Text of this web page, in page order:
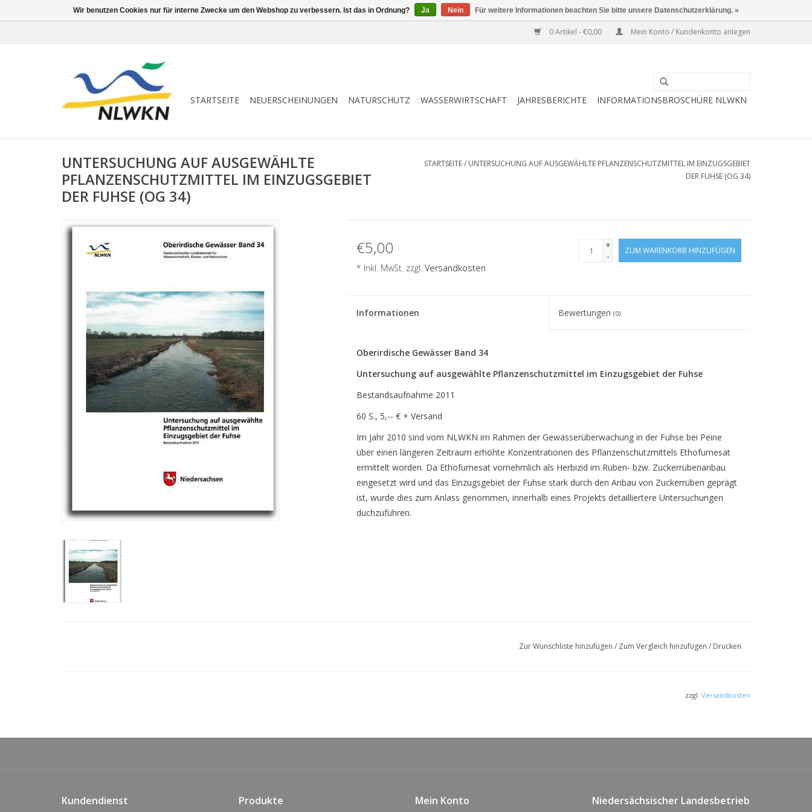
0 Artikel - €0,00 Mein Konto / Kundenkonto anlegen
STARTSEITE NEUERSCHEINUNGEN NATURSCHUTZ WASSERWIRTSCHAFT JAHRESBERICHTE INFORMATIONSBROSCHÜRE NLWKN
UNTERSUCHUNG AUF AUSGEWÄHLTE
PFLANZENSCHUTZMITTEL IM EINZUGSGEBIET
DER FUHSE (OG 34)
STARTSEITE/ UNTERSUCHUNG AUF AUSGEWÄHLTE PFLANZENSCHUTZMITTEL IM EINZUGSGEBIET
DER FUHSE (OG 34)
€5,00
* Inkl. MwSt. zzgl. Versandkosten
+
-
ZUM WARENKORB HINZUFÜGEN
Informationen Bewertungen(0)
Oberirdische Gewässer Band 34
Untersuchung auf ausgewählte Pflanzenschutzmittel im Einzugsgebiet der Fuhse
Bestandsaufnahme 2011
60 S., 5,-- € + Versand
Im Jahr 2010 sind vom NLWKN im Rahmen der Gewässerüberwachung in der Fuhse bei Peine
über einen längeren Zeitraum erhöhte Konzentrationen des Pflanzenschutzmittels Ethofumesat
ermittelt worden. Da Ethofumesat vornehmlich als Herbizid im Rüben- bzw. Zuckerrübenanbau
eingesetzt wird und das Einzugsgebiet der Fuhse stark durch den Anbau von Zuckerrüben geprägt
ist, wurde dies zum Anlass genommen, innerhalb eines Projekts detailliertere Untersuchungen
duchzuführen.
Zur Wunschliste hinzufügen / Zum Vergleich hinzufügen / Drucken
zzgl. Versandkosten
Kundendienst Produkte Mein Konto
Niedersächsischer Landesbetrieb
Wir benutzen Cookies nur für interne Zwecke um den Webshop zu verbessern. Ist das in Ordnung? Ja Nein Für weitere Informationen beachten Sie bitte unsere Datenschutzerklärung. »